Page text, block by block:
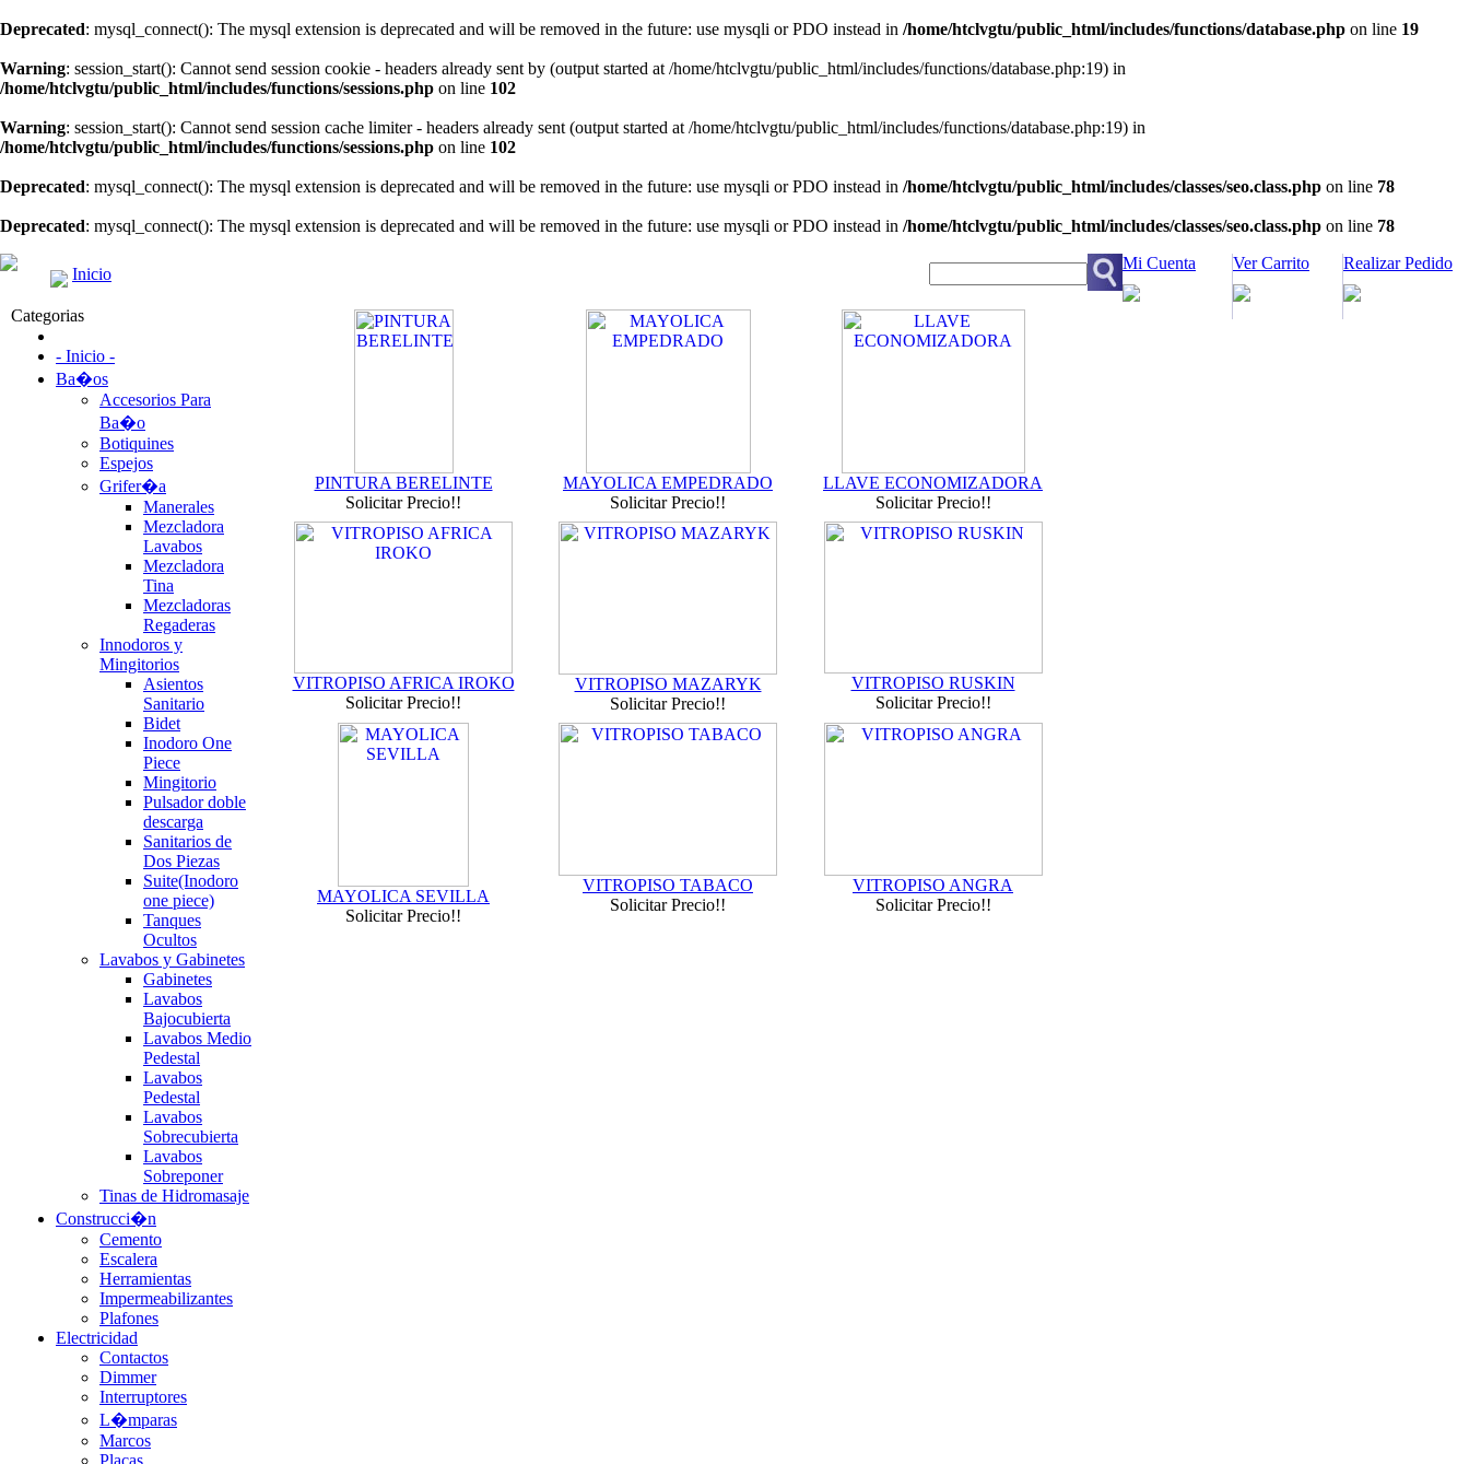
Deprecated: mysql_connect(): The mysql extension is deprecated and will be removed in the future: use mysqli or PDO instead in /home/htclvgtu/public_html/includes/functions/database.php on line 19
Warning: session_start(): Cannot send session cookie - headers already sent by (output started at /home/htclvgtu/public_html/includes/functions/database.php:19) in
/home/htclvgtu/public_html/includes/functions/sessions.php on line 102
Warning: session_start(): Cannot send session cache limiter - headers already sent (output started at /home/htclvgtu/public_html/includes/functions/database.php:19) in
/home/htclvgtu/public_html/includes/functions/sessions.php on line 102
Deprecated: mysql_connect(): The mysql extension is deprecated and will be removed in the future: use mysqli or PDO instead in /home/htclvgtu/public_html/includes/classes/seo.class.php on line 78
Deprecated: mysql_connect(): The mysql extension is deprecated and will be removed in the future: use mysqli or PDO instead in /home/htclvgtu/public_html/includes/classes/seo.class.php on line 78
Realizar Pedido
Ver Carrito
Mi Cuenta
Inicio
Categorias
- Inicio -
Ba�os
Accesorios Para
Ba�o
Botiquines
Espejos
Grifer�a
Manerales
Mezcladora
Lavabos
Mezcladora
Tina
Mezcladoras
Regaderas
Innodoros y
Mingitorios
Asientos
Sanitario
Bidet
Inodoro One
Piece
Mingitorio
Pulsador doble
descarga
Sanitarios de
Dos Piezas
Suite(Inodoro
one piece)
Tanques
Ocultos
Lavabos y Gabinetes
Gabinetes
Lavabos
Bajocubierta
Lavabos Medio
Pedestal
Lavabos
Pedestal
Lavabos
Sobrecubierta
Lavabos
Sobreponer
Tinas de Hidromasaje
Construcci�n
Cemento
Escalera
Herramientas
Impermeabilizantes
Plafones
Electricidad
Contactos
Dimmer
Interruptores
L�mparas
Marcos
Placas
PINTURA BERELINTE
Solicitar Precio!!
MAYOLICA EMPEDRADO
Solicitar Precio!!
LLAVE ECONOMIZADORA
Solicitar Precio!!
VITROPISO AFRICA IROKO
Solicitar Precio!!
VITROPISO MAZARYK
Solicitar Precio!!
VITROPISO RUSKIN
Solicitar Precio!!
MAYOLICA SEVILLA
Solicitar Precio!!
VITROPISO TABACO
Solicitar Precio!!
VITROPISO ANGRA
Solicitar Precio!!